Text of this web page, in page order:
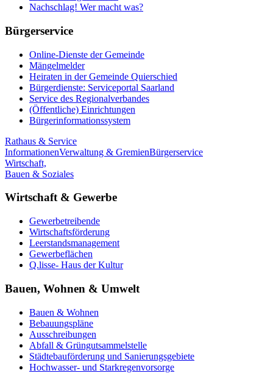
Nachschlag! Wer macht was?
Bürgerservice
Online-Dienste der Gemeinde
Mängelmelder
Heiraten in der Gemeinde Quierschied
Bürgerdienste: Serviceportal Saarland
Service des Regionalverbandes
(Öffentliche) Einrichtungen
Bürgerinformationssystem
Rathaus & Service
InformationenVerwaltung & GremienBürgerservice
Wirtschaft,
Bauen & Soziales
Wirtschaft & Gewerbe
Gewerbetreibende
Wirtschaftsförderung
Leerstandsmanagement
Gewerbeflächen
Q.lisse- Haus der Kultur
Bauen, Wohnen & Umwelt
Bauen & Wohnen
Bebauungspläne
Ausschreibungen
Abfall & Grüngutsammelstelle
Städtebauförderung und Sanierungsgebiete
Hochwasser- und Starkregenvorsorge